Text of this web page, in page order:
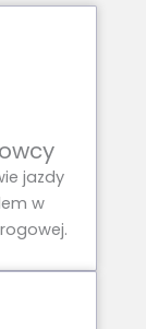
jazdy
w